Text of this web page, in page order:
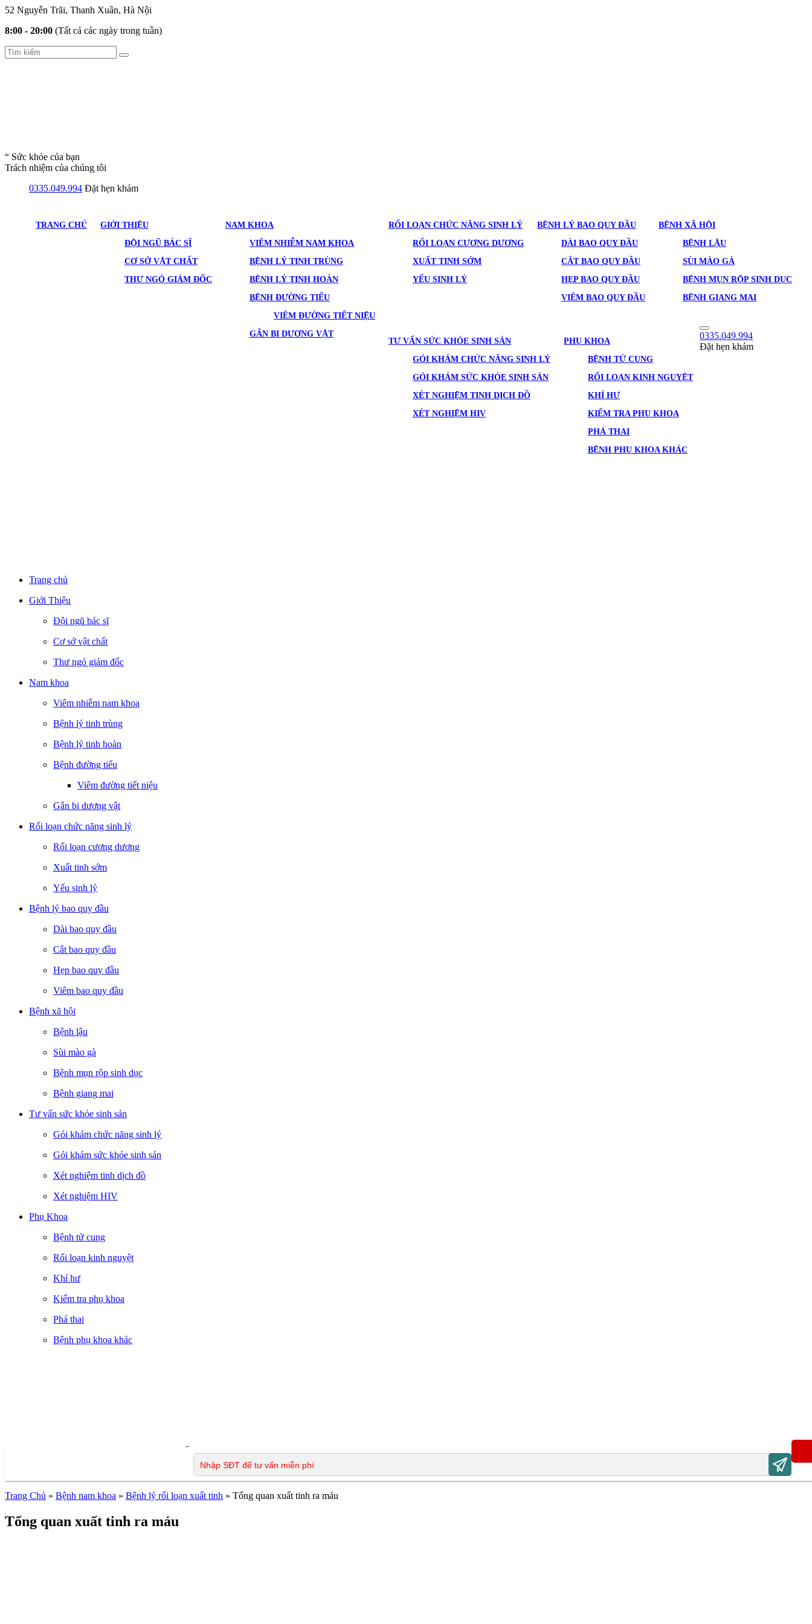
52 Nguyễn Trãi, Thanh Xuân, Hà Nội
8:00 - 20:00 (Tất cả các ngày trong tuần)
“ Sức khỏe của bạn
Trách nhiệm của chúng tôi
0335.049.994 Đặt hẹn khám
TRANG CHỦ
GIỚI THIỆU
ĐỘI NGŨ BÁC SĨ
CƠ SỞ VẬT CHẤT
THƯ NGỎ GIÁM ĐỐC
NAM KHOA
VIÊM NHIỄM NAM KHOA
BỆNH LÝ TINH TRÙNG
BỆNH LÝ TINH HOÀN
BỆNH ĐƯỜNG TIỂU
VIÊM ĐƯỜNG TIẾT NIỆU
GẮN BI DƯƠNG VẬT
RỐI LOẠN CHỨC NĂNG SINH LÝ
RỐI LOẠN CƯƠNG DƯƠNG
XUẤT TINH SỚM
YẾU SINH LÝ
BỆNH LÝ BAO QUY ĐẦU
DÀI BAO QUY ĐẦU
CẮT BAO QUY ĐẦU
HẸP BAO QUY ĐẦU
VIÊM BAO QUY ĐẦU
BỆNH XÃ HỘI
BỆNH LẬU
SÙI MÀO GÀ
BỆNH MỤN RỘP SINH DỤC
BỆNH GIANG MAI
TƯ VẤN SỨC KHỎE SINH SẢN
GÓI KHÁM CHỨC NĂNG SINH LÝ
GÓI KHÁM SỨC KHỎE SINH SẢN
XÉT NGHIỆM TINH DỊCH ĐỒ
XÉT NGHIỆM HIV
PHỤ KHOA
BỆNH TỬ CUNG
RỐI LOẠN KINH NGUYỆT
KHÍ HƯ
KIỂM TRA PHỤ KHOA
PHÁ THAI
BỆNH PHỤ KHOA KHÁC
0335.049.994
Đặt hẹn khám
Trang chủ
Giới Thiệu
Đội ngũ bác sĩ
Cơ sở vật chất
Thư ngỏ giám đốc
Nam khoa
Viêm nhiễm nam khoa
Bệnh lý tinh trùng
Bệnh lý tinh hoàn
Bệnh đường tiểu
Viêm đường tiết niệu
Gắn bi dương vật
Rối loạn chức năng sinh lý
Rối loạn cương dương
Xuất tinh sớm
Yếu sinh lý
Bệnh lý bao quy đầu
Dài bao quy đầu
Cắt bao quy đầu
Hẹp bao quy đầu
Viêm bao quy đầu
Bệnh xã hội
Bệnh lậu
Sùi mào gà
Bệnh mụn rộp sinh dục
Bệnh giang mai
Tư vấn sức khỏe sinh sản
Gói khám chức năng sinh lý
Gói khám sức khỏe sinh sản
Xét nghiệm tinh dịch đồ
Xét nghiệm HIV
Phụ Khoa
Bệnh tử cung
Rối loạn kinh nguyệt
Khí hư
Kiểm tra phụ khoa
Phá thai
Bệnh phụ khoa khác
Trang Chủ » Bệnh nam khoa » Bệnh lý rối loạn xuất tinh » Tổng quan xuất tinh ra máu
Tổng quan xuất tinh ra máu